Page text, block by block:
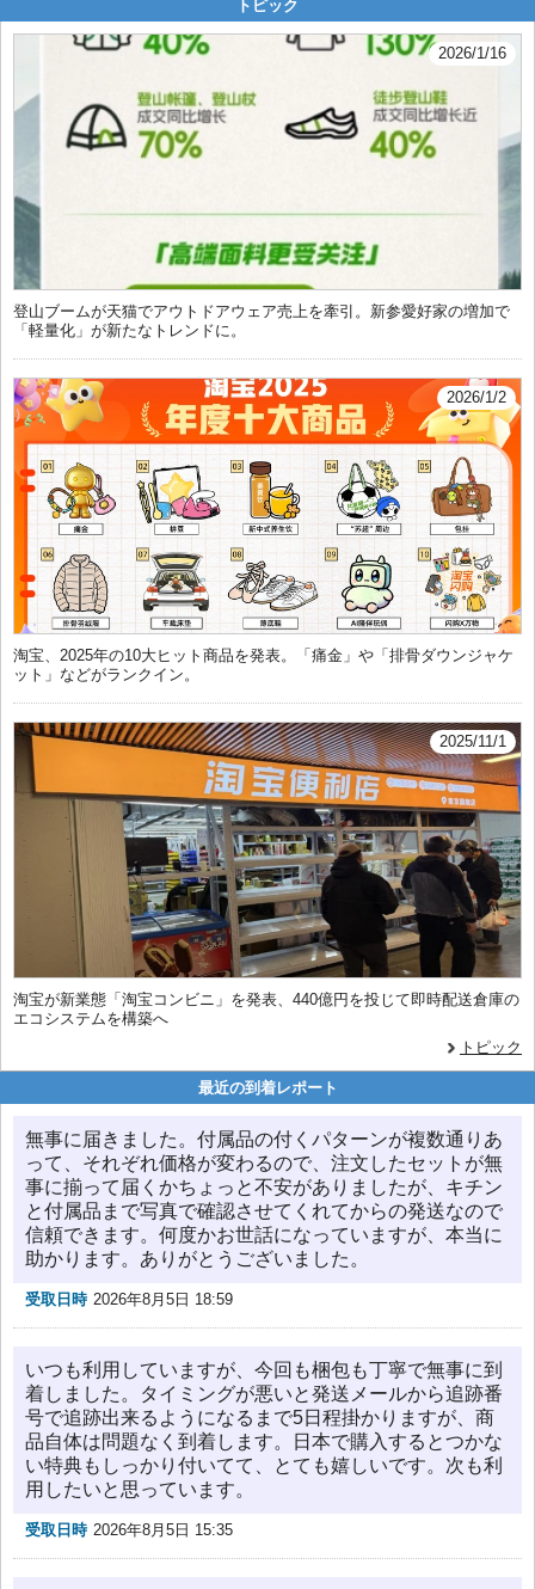
トピック
2026/1/16
登山ブームが天猫でアウトドアウェア売上を牽引。新参愛好家の増加で
「軽量化」が新たなトレンドに。
2026/1/2
淘宝、2025年の10大ヒット商品を発表。「痛金」や「排骨ダウンジャケ
ット」などがランクイン。
2025/11/1
淘宝が新業態「淘宝コンビニ」を発表、440億円を投じて即時配送倉庫の
エコシステムを構築へ
トピック
最近の到着レポート
無事に届きました。付属品の付くパターンが複数通りあ
って、それぞれ価格が変わるので、注文したセットが無
事に揃って届くかちょっと不安がありましたが、キチン
と付属品まで写真で確認させてくれてからの発送なので
信頼できます。何度かお世話になっていますが、本当に
助かります。ありがとうございました。
受取日時 2026年8月5日 18:59
いつも利用していますが、今回も梱包も丁寧で無事に到
着しました。タイミングが悪いと発送メールから追跡番
号で追跡出来るようになるまで5日程掛かりますが、商
品自体は問題なく到着します。日本で購入するとつかな
い特典もしっかり付いてて、とても嬉しいです。次も利
用したいと思っています。
受取日時 2026年8月5日 15:35